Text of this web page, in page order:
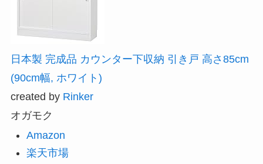
日本製 完成品 カウンター下収納 引き戸 高さ85cm
(90cm幅, ホワイト)
created by Rinker
オガモク
Amazon
楽天市場